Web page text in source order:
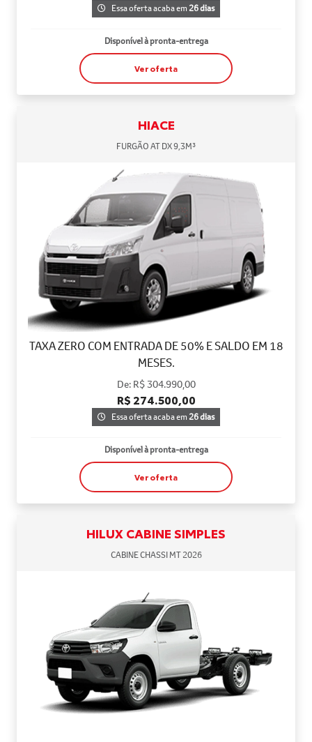
Essa oferta acaba em26 dias
Disponível à pronta-entrega
Ver oferta
HIACE
FURGÃO AT DX 9,3M³
TAXA ZERO COM ENTRADA DE 50% E SALDO EM 18
MESES.
De: R$ 304.990,00
R$ 274.500,00
Essa oferta acaba em26 dias
Disponível à pronta-entrega
Ver oferta
HILUX CABINE SIMPLES
CABINE CHASSI MT 2026